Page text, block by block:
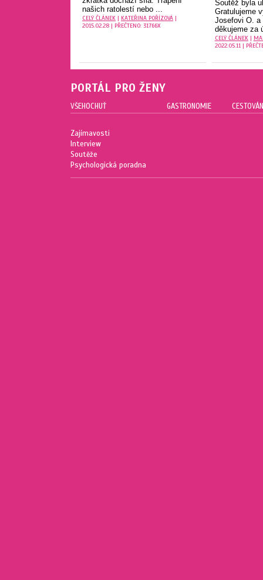
našich ratolestí nebo ...
CELÝ ČLÁNEK | KATEŘINA POŘÍZOVÁ |
2015.02.28 | PŘEČTENO: 31766X
Soutěž byla
Gratulujeme
Josefovi O. a
děkujeme za
CELÝ ČLÁNEK|
2022.05.11 |
PORTÁL PRO ŽENY
VŠEHOCHUŤ
Zajímavosti
Interview
Soutěže
Psychologická poradna
GASTRONOMIE